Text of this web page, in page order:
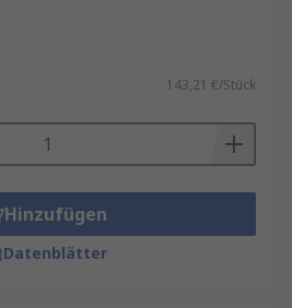
143,21 €/Stück
Hinzufügen
Datenblätter